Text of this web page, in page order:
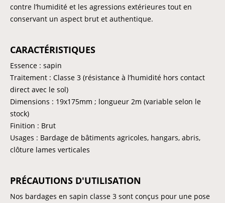
contre l’humidité et les agressions extérieures tout en
conservant un aspect brut et authentique.
CARACTÉRISTIQUES
Essence : sapin
Traitement : Classe 3 (résistance à l’humidité hors contact
direct avec le sol)
Dimensions : 19x175mm ; longueur 2m (variable selon le
stock)
Finition : Brut
Usages : Bardage de bâtiments agricoles, hangars, abris,
clôture lames verticales
PRÉCAUTIONS D'UTILISATION
Nos bardages en sapin classe 3 sont conçus pour une pose